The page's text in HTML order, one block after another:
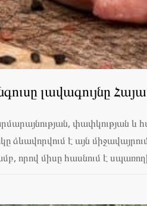
լավագույնը
փափկության և
է այն
որով միսը հասնում է